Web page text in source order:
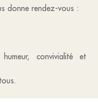
donne rendez-vous :
convivialité et